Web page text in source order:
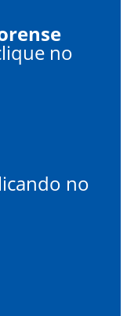
no
no